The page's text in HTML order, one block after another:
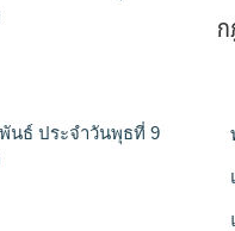
นธ์ ประจำวันพุธที่ 9